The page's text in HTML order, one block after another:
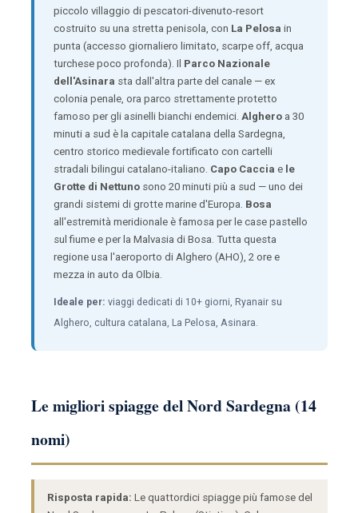
piccolo villaggio di pescatori-divenuto-resort
costruito su una stretta penisola, con La Pelosa in
punta (accesso giornaliero limitato, scarpe off, acqua
turchese poco profonda). Il Parco Nazionale
dell'Asinara sta dall'altra parte del canale — ex
colonia penale, ora parco strettamente protetto
famoso per gli asinelli bianchi endemici. Algheroa 30
minuti a sud è la capitale catalana della Sardegna,
centro storico medievale fortificato con cartelli
stradali bilingui catalano-italiano. Capo Caccia e le
Grotte di Nettunosono 20 minuti più a sud — uno dei
grandi sistemi di grotte marine d'Europa. Bosa
all'estremità meridionale è famosa per le case pastello
sul fiume e per la Malvasia di Bosa. Tutta questa
regione usa l'aeroporto di Alghero (AHO), 2 ore e
mezza in auto da Olbia.
Ideale per: viaggi dedicati di 10+ giorni, Ryanair su
Alghero, cultura catalana, La Pelosa, Asinara.
Le migliori spiagge del Nord Sardegna (14
nomi)
Risposta rapida: Le quattordici spiagge più famose del